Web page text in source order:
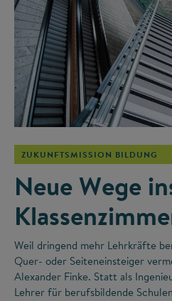
ZUKUNFTSMISSION BILDUNG
Neue Wege
Weil dringend mehr Lehrkräfte
Quer- oder Seiteneinsteiger
Alexander Finke. Statt als
Lehrer für berufsbildende